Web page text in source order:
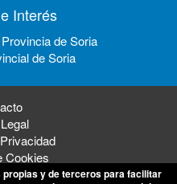
Interés
de Soria
de Soria
Cookies
y de terceros para facilitar